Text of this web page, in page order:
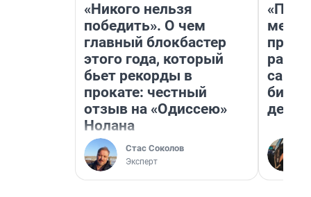
«Никого нельзя
победить». О чем
главный блокбастер
этого года, который
бьет рекорды в
прокате: честный
отзыв на «Одиссею»
Нолана
Стас Соколов
Эксперт